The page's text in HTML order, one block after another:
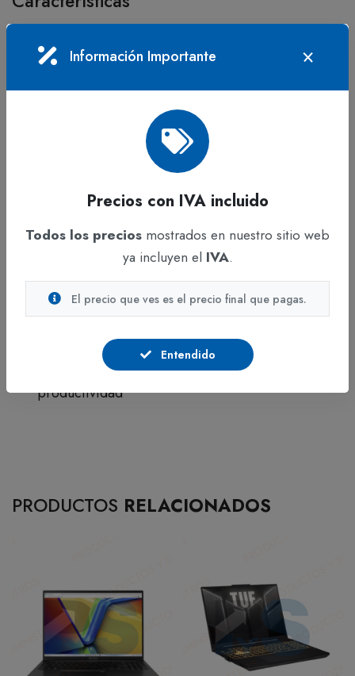
Memoria RAM: 8 GB DDR4
Tarjeta gráfica: NVIDIA RTX 3050
Pantalla: 16.0 pulgadas
Línea: Portátil gamer ASUS
Beneficios
Respuesta rápida en aplicaciones
Carga ágil de sistema y programas
Experiencia visual adecuada para multimedia
Equipo funcional para entretenimiento y
productividad
PRODUCTOS RELACIONADOS
Información Importante
Precios con IVA incluido
Todos los precios mostrados en nuestro sitio web
ya incluyen el IVA.
El precio que ves es el precio final que pagas.
Entendido